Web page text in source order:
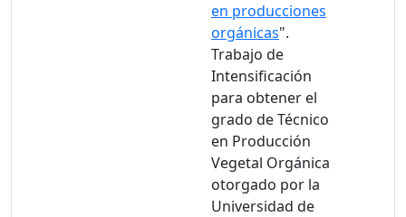
en producciones
orgánicas".
Trabajo de
Intensificación
para obtener el
grado de Técnico
en Producción
Vegetal Orgánica
otorgado por la
Universidad de